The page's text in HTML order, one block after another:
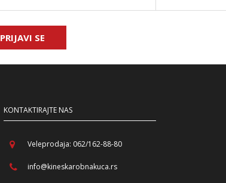
PRIJAVI SE
KONTAKTIRAJTE NAS
Veleprodaja: 062/162-88-80
info@kineskarobnakuca.rs